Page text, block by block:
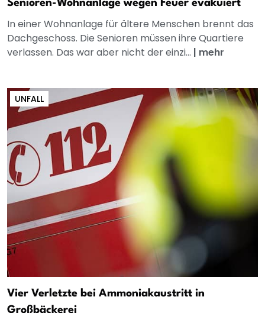
Senioren-Wohnanlage wegen Feuer evakuiert
In einer Wohnanlage für ältere Menschen brennt das
Dachgeschoss. Die Senioren müssen ihre Quartiere
verlassen. Das war aber nicht der einzi... | mehr
UNFALL
Vier Verletzte bei Ammoniakaustritt in
Großbäckerei